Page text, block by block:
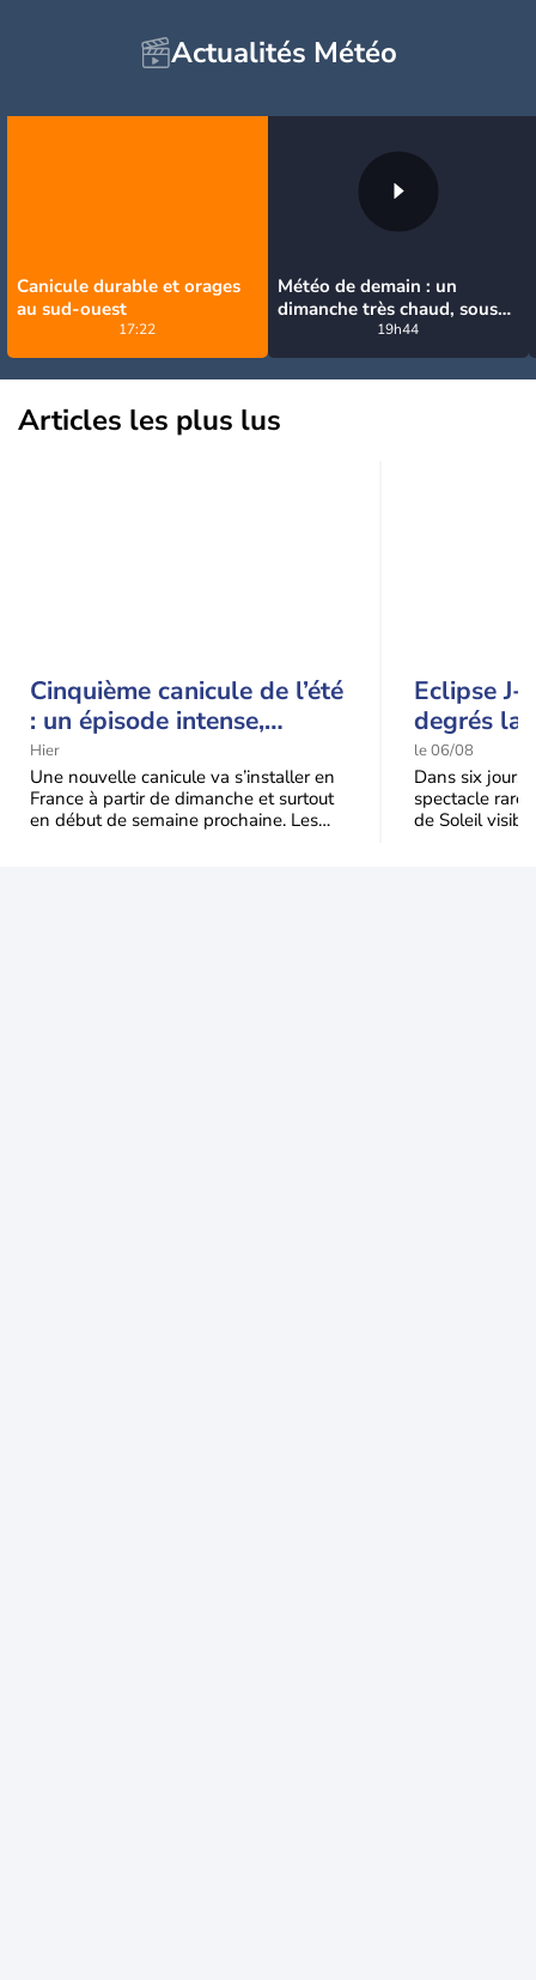
Actualités Météo
Canicule durable et orages
au sud-ouest
17:22
Météo de demain : un
dimanche très chaud, sous
la menace de quelques
orages
19h44
Articles les plus lus
Cinquième canicule de l’été
: un épisode intense,
durable et étendu la
semaine prochaine
Hier
Une nouvelle canicule va s’installer en
France à partir de dimanche et surtout
en début de semaine prochaine. Les
Eclipse J-
degrés la
t-elle
l'éclipse
le 06/08
Dans six
spectacle rare
de Soleil